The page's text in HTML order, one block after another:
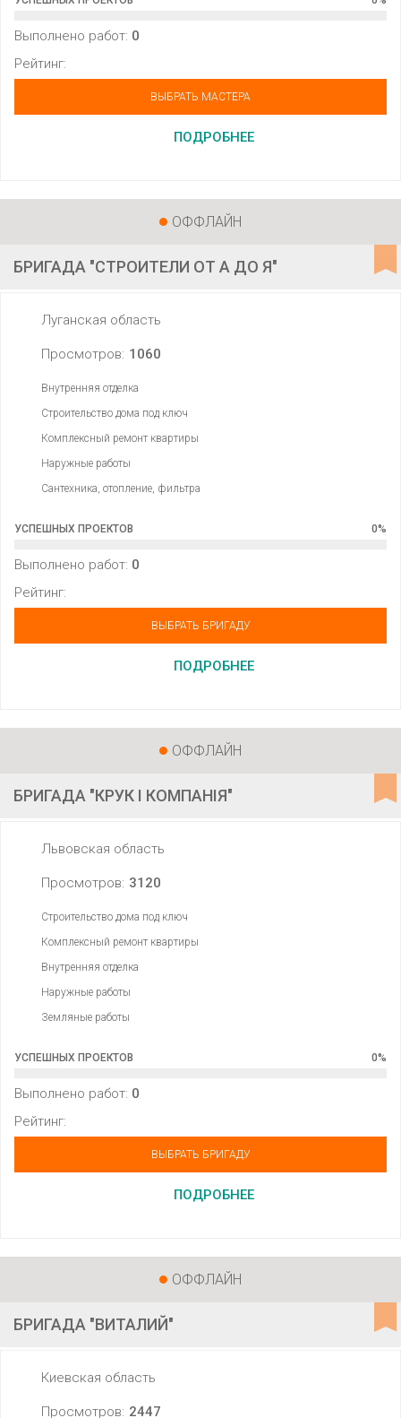
Выполнено работ: 0
Рейтинг:
ВЫБРАТЬ МАСТЕРА
ПОДРОБНЕЕ
ОФФЛАЙН
БРИГАДА "СТРОИТЕЛИ ОТ А ДО Я"
Луганская область
Просмотров: 1060
Внутренняя отделка
Строительство дома под ключ
Комплексный ремонт квартиры
Наружные работы
Сантехника, отопление, фильтра
УСПЕШНЫХ ПРОЕКТОВ 0%
Выполнено работ: 0
Рейтинг:
ВЫБРАТЬ БРИГАДУ
ПОДРОБНЕЕ
ОФФЛАЙН
БРИГАДА "КРУК І КОМПАНІЯ"
Львовская область
Просмотров: 3120
Строительство дома под ключ
Комплексный ремонт квартиры
Внутренняя отделка
Наружные работы
Земляные работы
УСПЕШНЫХ ПРОЕКТОВ 0%
Выполнено работ: 0
Рейтинг:
ВЫБРАТЬ БРИГАДУ
ПОДРОБНЕЕ
ОФФЛАЙН
БРИГАДА "ВИТАЛИЙ"
Киевская область
Просмотров: 2447